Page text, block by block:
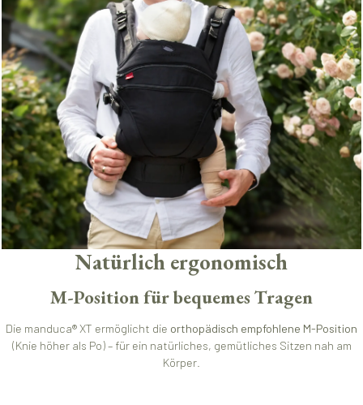
Natürlich ergonomisch
M-Position für bequemes Tragen
Die manduca® XT ermöglicht die orthopädisch empfohlene M-Position
(Knie höher als Po) – für ein natürliches, gemütliches Sitzen nah am
Körper.